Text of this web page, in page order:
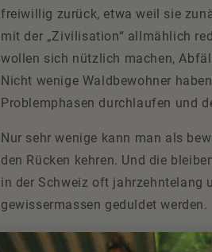
freiwillig zurück, etwa weil sie
mit der „Zivilisation“ allmählich
wollen sich nützlich machen,
Nicht wenige Waldbewohner
Problemphasen durchlaufen und
Nur sehr wenige kann man als
den Rücken kehren. Und die
in der Schweiz oft jahrzehntelang
gewissermassen geduldet werden.
Hier sei noch erwähnt, dass es